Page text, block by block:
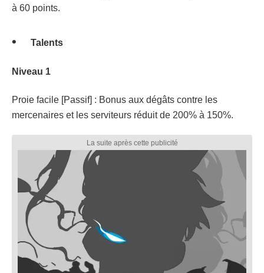
à 60 points.
Talents
Niveau 1
Proie facile [Passif] : Bonus aux dégâts contre les
mercenaires et les serviteurs réduit de 200% à 150%.